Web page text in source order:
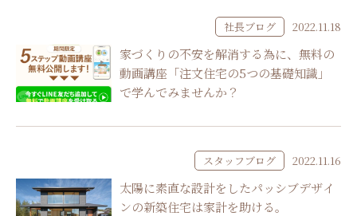
社長ブログ 2022.11.18
家づくりの不安を解消する為に、無料の
動画講座「注文住宅の5つの基礎知識」
で学んでみませんか？
スタッフブログ 2022.11.16
太陽に素直な設計をしたパッシブデザイ
ンの新築住宅は家計を助ける。